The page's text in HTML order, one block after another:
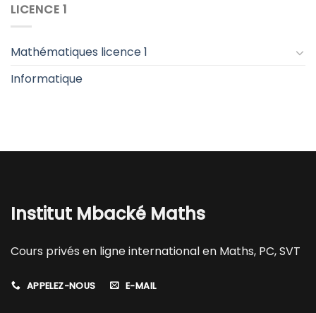
LICENCE 1
Mathématiques licence 1
Informatique
Institut Mbacké Maths
Cours privés en ligne international en Maths, PC, SVT
APPELEZ-NOUS E-MAIL